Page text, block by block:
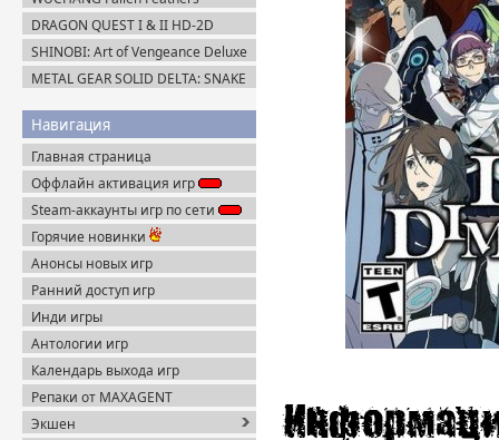
v.179951 + Все DLC (2025)
Пиратка
DRAGON QUEST I & II HD-2D
Remake v.1.0.2.0 + Все DLC (2025)
Пиратка
SHINOBI: Art of Vengeance Deluxe
Edition (2025) Steam-Rip
METAL GEAR SOLID DELTA: SNAKE
Навигация
Главная страница
Оффлайн активация игр
Steam-аккаунты игр по сети
Горячие новинки
Анонсы новых игр
Ранний доступ игр
Инди игры
Антологии игр
Календарь выхода игр
Репаки от MAXAGENT
Экшен